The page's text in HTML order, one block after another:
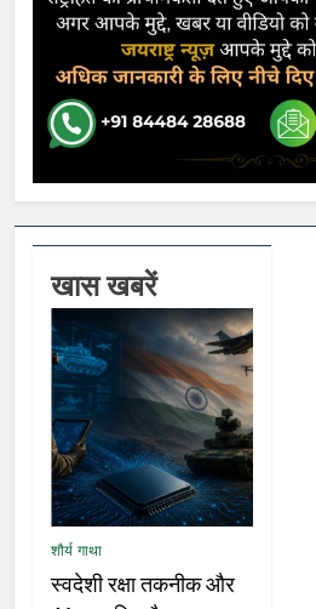
खास खबरें
शौर्य गाथा
स्वदेशी रक्षा तकनीक और